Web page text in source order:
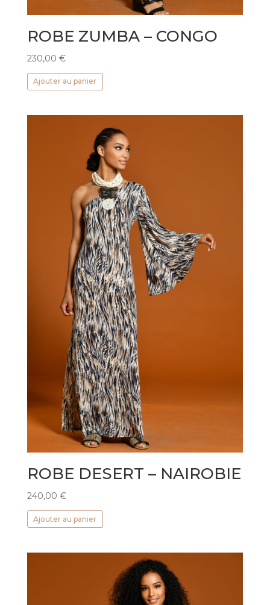
ROBE ZUMBA – CONGO
230,00 €
Ajouter au panier
ROBE DESERT – NAIROBIE
240,00 €
Ajouter au panier